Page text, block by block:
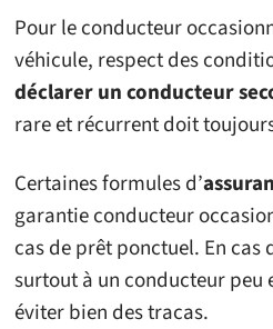
Pour le conducteur
véhicule, respect des
déclarer un conducteur
rare et récurrent doit
Certaines formules d’
garantie conducteur
cas de prêt ponctuel. En
surtout à un conducteur
éviter bien des tracas.